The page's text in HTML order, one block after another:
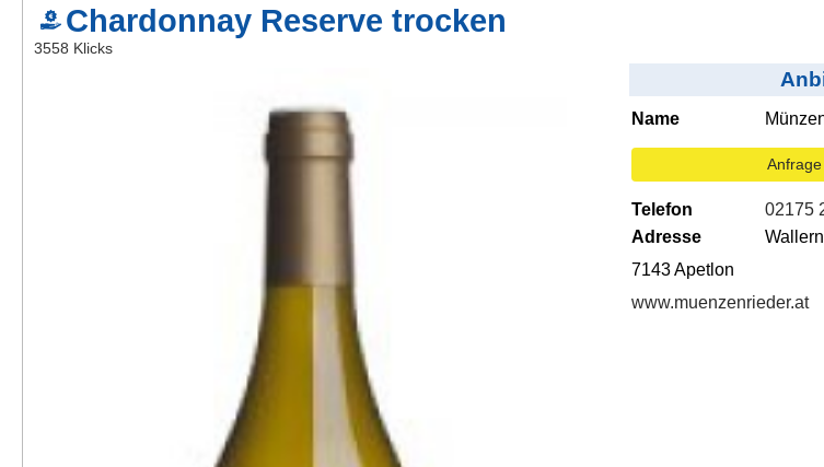
KontaktChardonnay Reserve trocken
3558 Klicks
Name
Telefon
02175
Adresse
7143 Apetlon
www.muenzenrieder.at